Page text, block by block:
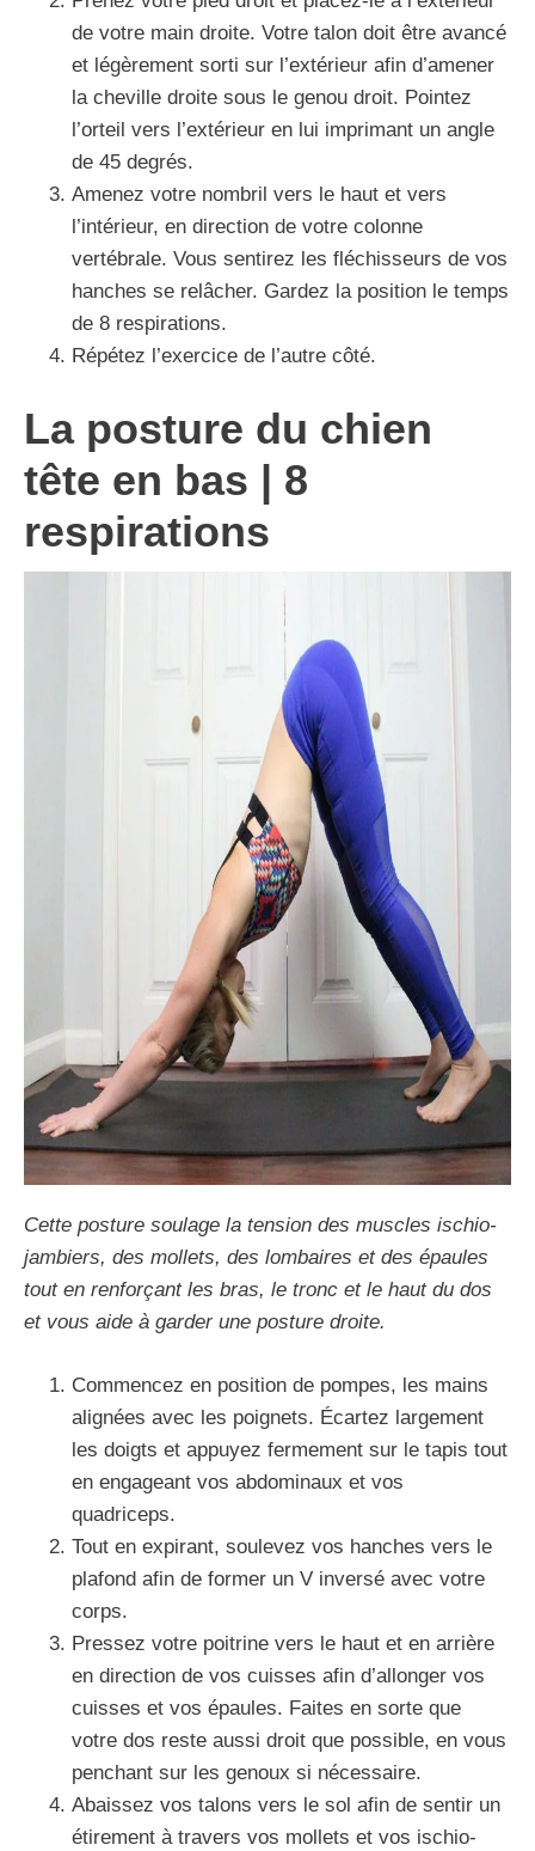
de votre main droite. Votre talon doit être avancé
et légèrement sorti sur l’extérieur afin d’amener
la cheville droite sous le genou droit. Pointez
l’orteil vers l’extérieur en lui imprimant un angle
de 45 degrés.
Amenez votre nombril vers le haut et vers
l’intérieur, en direction de votre colonne
vertébrale. Vous sentirez les fléchisseurs de vos
hanches se relâcher. Gardez la position le temps
de 8 respirations.
Répétez l’exercice de l’autre côté.
La posture du chien
tête en bas | 8
respirations
Cette posture soulage la tension des muscles ischio-
jambiers, des mollets, des lombaires et des épaules
tout en renforçant les bras, le tronc et le haut du dos
et vous aide à garder une posture droite.
Commencez en position de pompes, les mains
alignées avec les poignets. Écartez largement
les doigts et appuyez fermement sur le tapis tout
en engageant vos abdominaux et vos
quadriceps.
Tout en expirant, soulevez vos hanches vers le
plafond afin de former un V inversé avec votre
corps.
Pressez votre poitrine vers le haut et en arrière
en direction de vos cuisses afin d’allonger vos
cuisses et vos épaules. Faites en sorte que
votre dos reste aussi droit que possible, en vous
penchant sur les genoux si nécessaire.
Abaissez vos talons vers le sol afin de sentir un
étirement à travers vos mollets et vos ischio-